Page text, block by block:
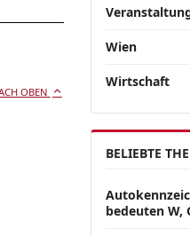
OBEN
Wien
Wirtschaft
BELIEBTE
bedeuten W,